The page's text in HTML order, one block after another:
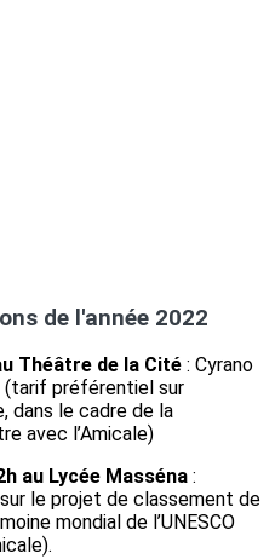
de l'année 2022
Théâtre de la Cité : Cyrano
(tarif préférentiel sur
dans le cadre de la
avec l’Amicale)
au Lycée Masséna :
le projet de classement de
mondial de l’UNESCO